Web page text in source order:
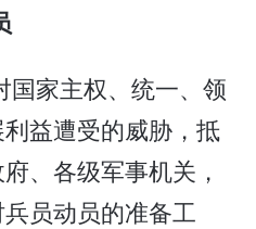
国家主权、统一、领
益遭受的威胁，抵
、各级军事机关，
员动员的准备工